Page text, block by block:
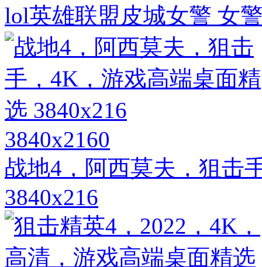
lol英雄联盟皮城女警 女
3840x2160
战地4，阿西莫夫，狙击
3840x216